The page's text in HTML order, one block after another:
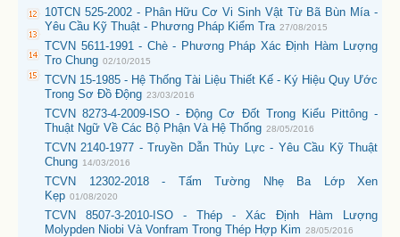
10TCN 525-2002 - Phân Hữu Cơ Vi Sinh Vật Từ Bã Bùn Mía -
Yêu Cầu Kỹ Thuật - Phương Pháp Kiểm Tra 27/08/2015
TCVN 5611-1991 - Chè - Phương Pháp Xác Định Hàm Lượng
Tro Chung 02/10/2015
TCVN 15-1985 - Hệ Thống Tài Liệu Thiết Kế - Ký Hiệu Quy Ước
Trong Sơ Đồ Động 23/03/2016
TCVN 8273-4-2009-ISO - Động Cơ Đốt Trong Kiểu Pittông -
Thuật Ngữ Về Các Bộ Phận Và Hệ Thống 28/05/2016
TCVN 2140-1977 - Truyền Dẫn Thủy Lực - Yêu Cầu Kỹ Thuật
Chung 14/03/2016
TCVN 12302-2018 - Tấm Tường Nhẹ Ba Lớp Xen
Kẹp 01/08/2020
TCVN 8507-3-2010-ISO - Thép - Xác Định Hàm Lượng
Molypden Niobi Và Vonfram Trong Thép Hợp Kim 28/05/2016